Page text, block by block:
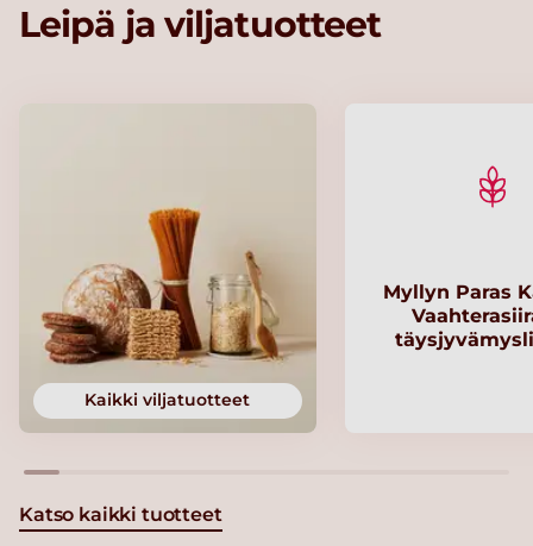
Leipä ja viljatuotteet
Kaikki viljatuotteet
Myllyn Paras
Katso kaikki tuotteet